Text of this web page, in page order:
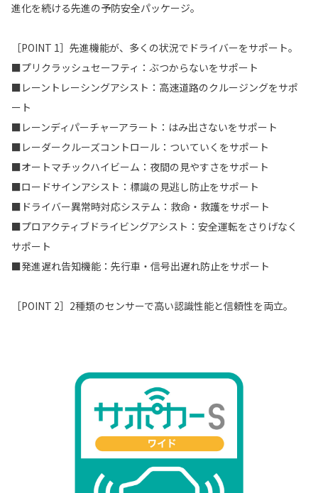
進化を続ける先進の予防安全パッケージ。
［POINT 1］先進機能が、多くの状況でドライバーをサポート。
■プリクラッシュセーフティ：ぶつからないをサポート
■レーントレーシングアシスト：高速道路のクルージングをサポ
ート
■レーンディパーチャーアラート：はみ出さないをサポート
■レーダークルーズコントロール：ついていくをサポート
■オートマチックハイビーム：夜間の見やすさをサポート
■ロードサインアシスト：標識の見逃し防止をサポート
■ドライバー異常時対応システム：救命・救護をサポート
■プロアクティブドライビングアシスト：安全運転をさりげなく
サポート
■発進遅れ告知機能：先行車・信号出遅れ防止をサポート
［POINT 2］2種類のセンサーで高い認識性能と信頼性を両立。